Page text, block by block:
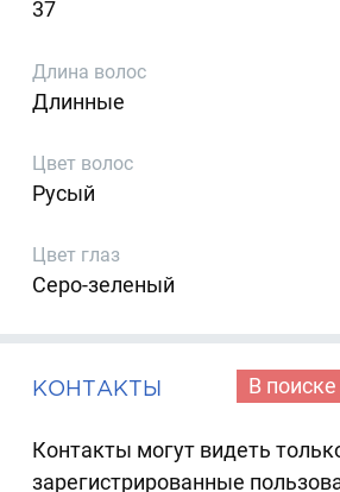
37
Длина волос
Длинные
Цвет волос
Русый
Цвет глаз
Серо-зеленый
КОНТАКТЫ В поиске
Контакты могут видеть
зарегистрированные